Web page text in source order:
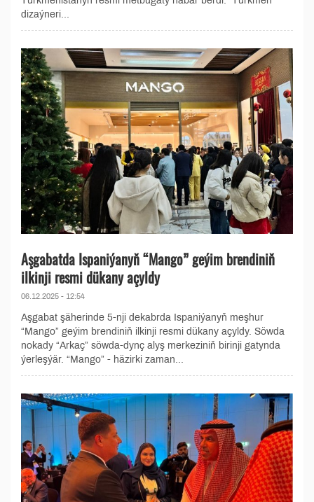
dizaýneri...
Aşgabatda Ispaniýanyň “Mango” geýim brendiniň
ilkinji resmi dükany açyldy
06.12.2025 - 12:54
Aşgabat şäherinde 5-nji dekabrda Ispaniýanyň meşhur
“Mango” geýim brendiniň ilkinji resmi dükany açyldy. Söwda
nokady “Arkaç” söwda-dynç alyş merkeziniň birinji gatynda
ýerleşýär. “Mango” - häzirki zaman...